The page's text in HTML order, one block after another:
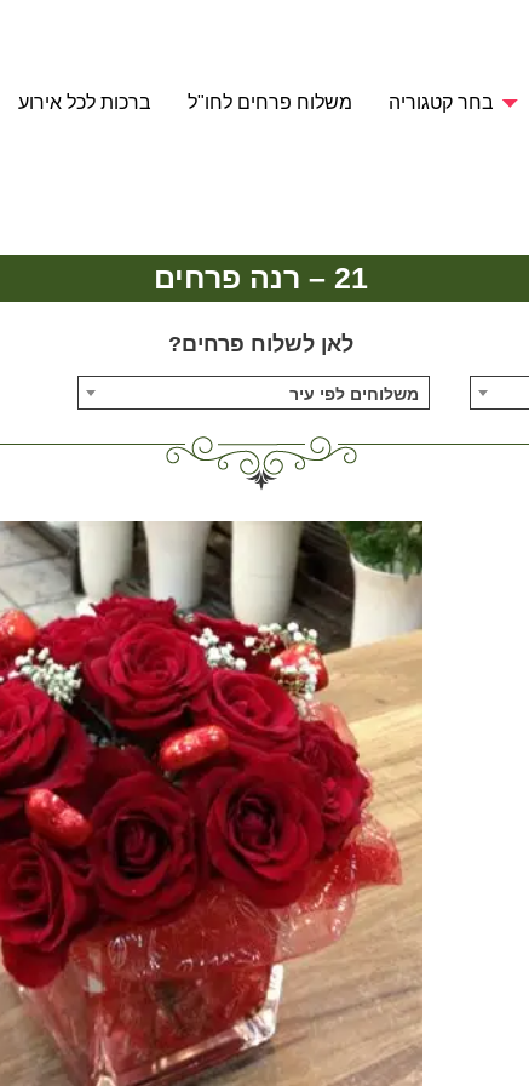
בחר קטגוריה משלוח פרחים לחו"ל ברכות לכל אירוע
21 – רנה פרחים
לאן לשלוח פרחים?
משלוחים לפי עיר